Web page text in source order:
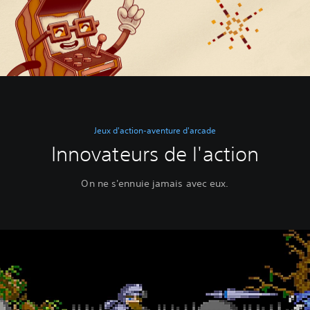
Jeux d'action-aventure d'arcade
Innovateurs de l'action
On ne s'ennuie jamais avec eux.